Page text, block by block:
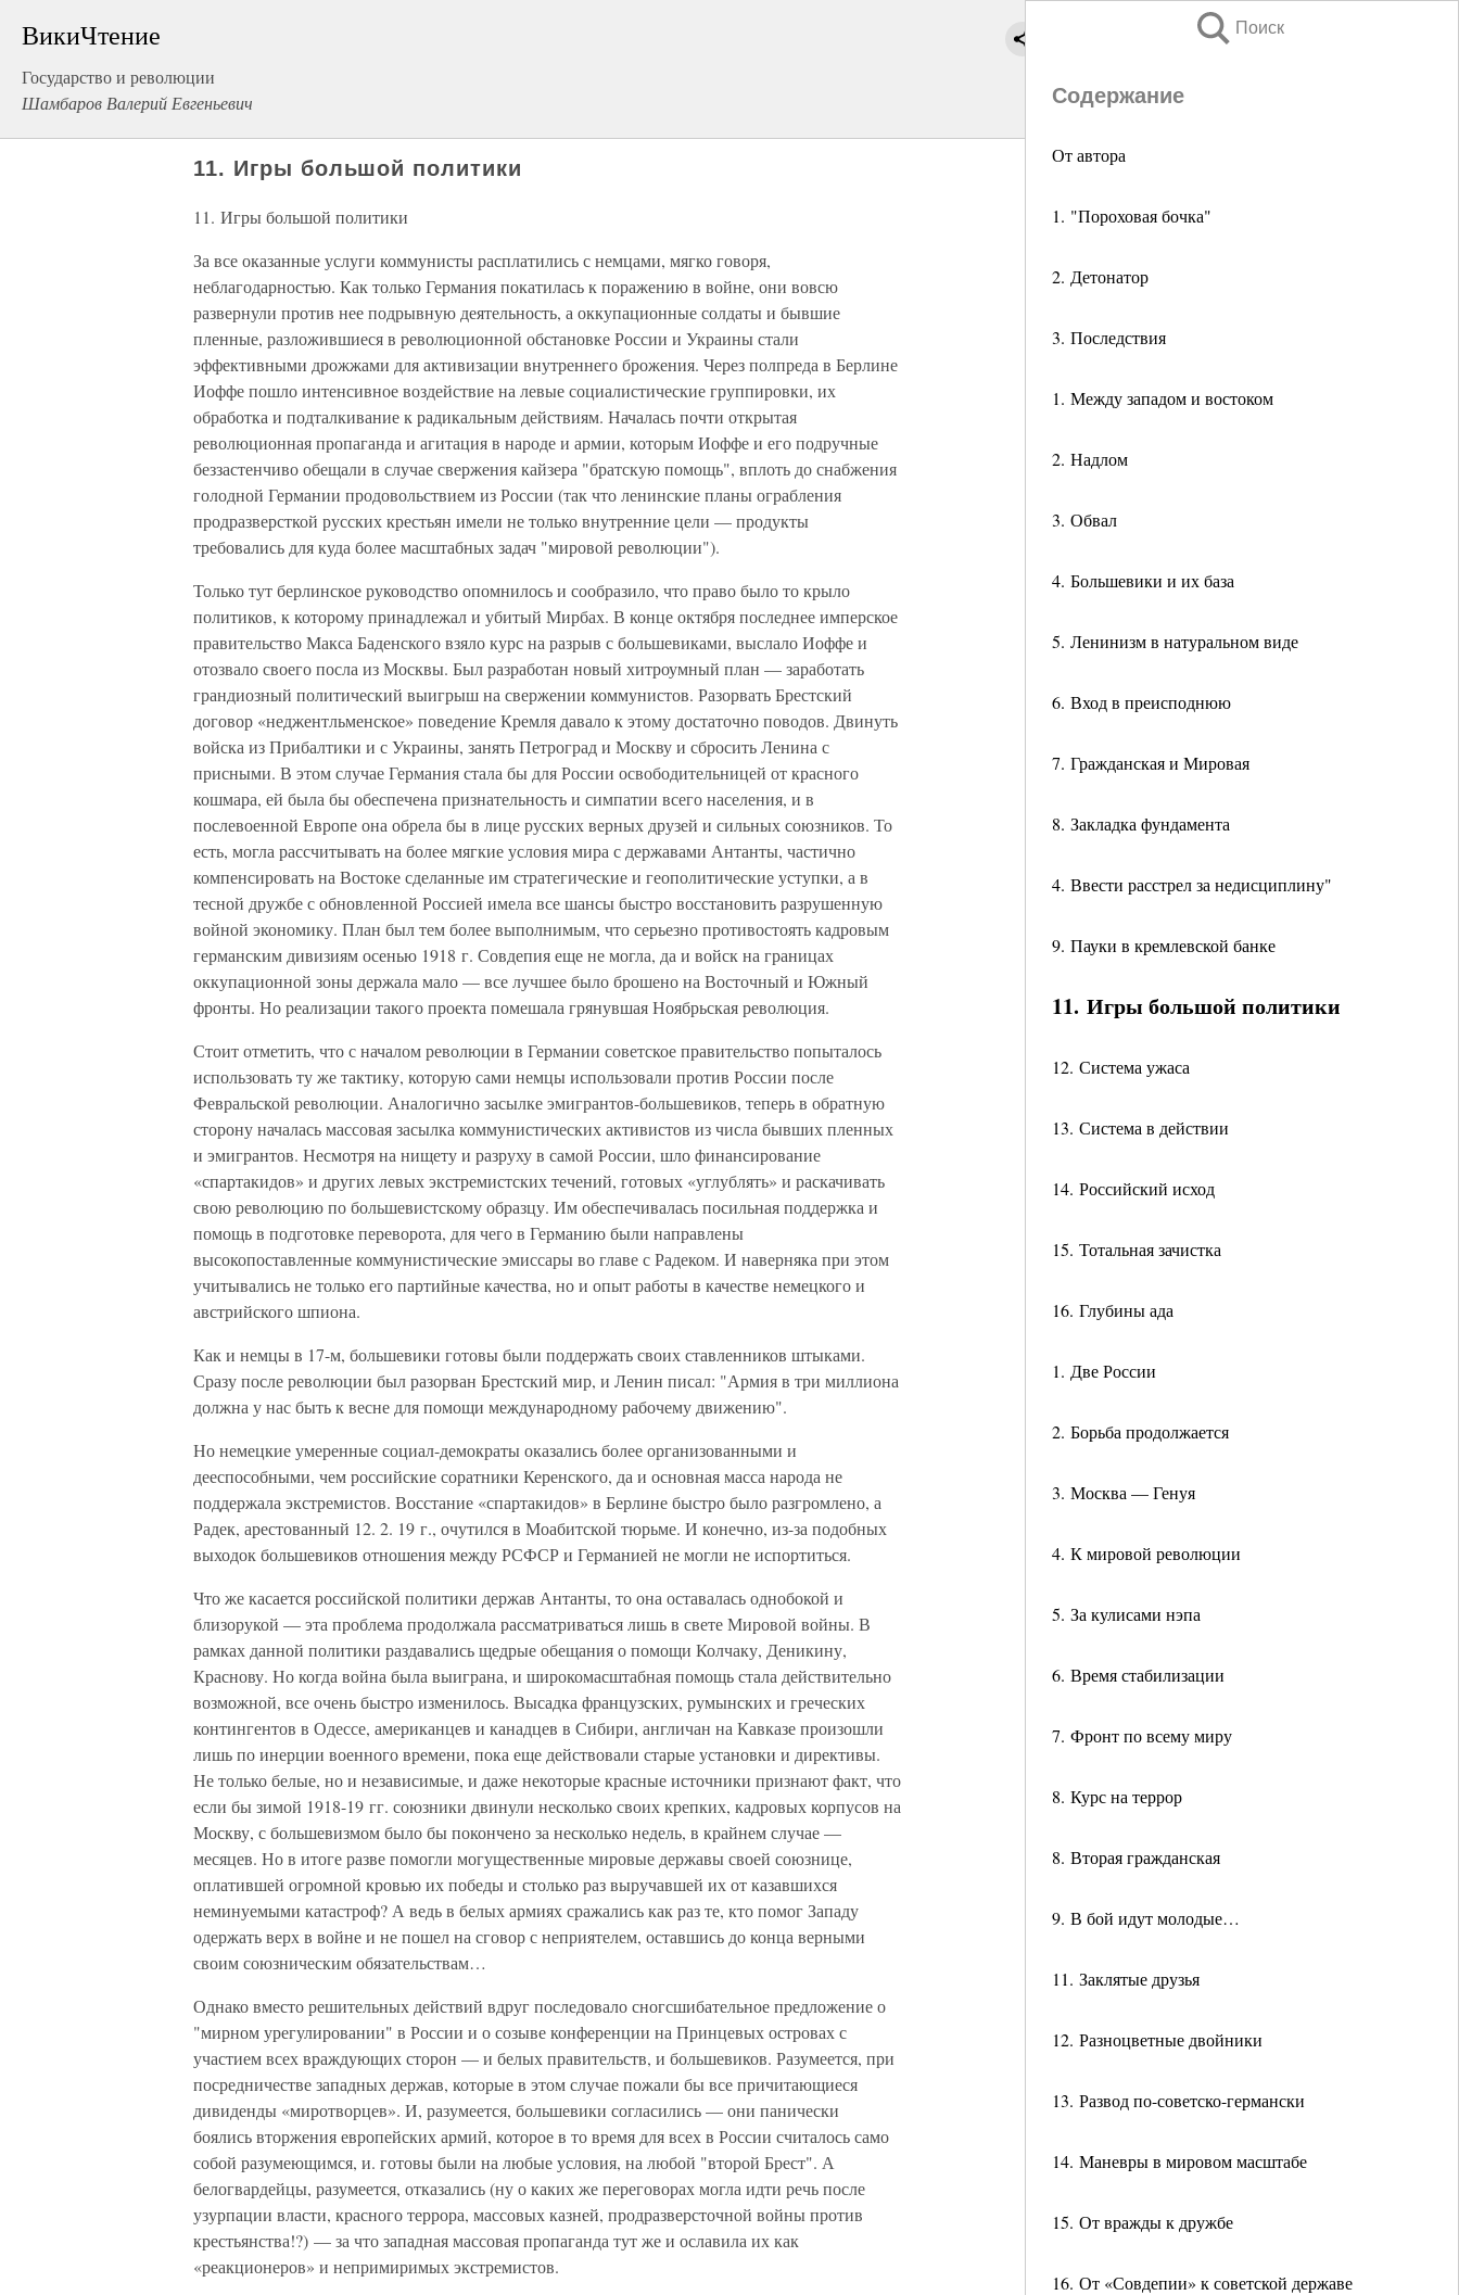
ВикиЧтение
Государство и революции
Шамбаров Валерий Евгеньевич
Поиск
Содержание
От автора
1. "Пороховая бочка"
2. Детонатор
3. Последствия
1. Между западом и востоком
2. Надлом
3. Обвал
4. Большевики и их база
5. Ленинизм в натуральном виде
6. Вход в преисподнюю
7. Гражданская и Мировая
8. Закладка фундамента
4. Ввести расстрел за недисциплину"
9. Пауки в кремлевской банке
11. Игры большой политики
12. Система ужаса
13. Система в действии
14. Российский исход
15. Тотальная зачистка
16. Глубины ада
1. Две России
2. Борьба продолжается
3. Москва — Генуя
4. К мировой революции
5. За кулисами нэпа
6. Время стабилизации
7. Фронт по всему миру
8. Курс на террор
8. Вторая гражданская
9. В бой идут молодые…
11. Заклятые друзья
12. Разноцветные двойники
13. Развод по-советско-германски
14. Маневры в мировом масштабе
15. От вражды к дружбе
16. От «Совдепии» к советской державе
11. Игры большой политики
11. Игры большой политики
За все оказанные услуги коммунисты расплатились с немцами, мягко говоря,
неблагодарностью. Как только Германия покатилась к поражению в войне, они вовсю
развернули против нее подрывную деятельность, а оккупационные солдаты и бывшие
пленные, разложившиеся в революционной обстановке России и Украины стали
эффективными дрожжами для активизации внутреннего брожения. Через полпреда в Берлине
Иоффе пошло интенсивное воздействие на левые социалистические группировки, их
обработка и подталкивание к радикальным действиям. Началась почти открытая
революционная пропаганда и агитация в народе и армии, которым Иоффе и его подручные
беззастенчиво обещали в случае свержения кайзера "братскую помощь", вплоть до снабжения
голодной Германии продовольствием из России (так что ленинские планы ограбления
продразверсткой русских крестьян имели не только внутренние цели — продукты
требовались для куда более масштабных задач "мировой революции").
Только тут берлинское руководство опомнилось и сообразило, что право было то крыло
политиков, к которому принадлежал и убитый Мирбах. В конце октября последнее имперское
правительство Макса Баденского взяло курс на разрыв с большевиками, выслало Иоффе и
отозвало своего посла из Москвы. Был разработан новый хитроумный план — заработать
грандиозный политический выигрыш на свержении коммунистов. Разорвать Брестский
договор «неджентльменское» поведение Кремля давало к этому достаточно поводов. Двинуть
войска из Прибалтики и с Украины, занять Петроград и Москву и сбросить Ленина с
присными. В этом случае Германия стала бы для России освободительницей от красного
кошмара, ей была бы обеспечена признательность и симпатии всего населения, и в
послевоенной Европе она обрела бы в лице русских верных друзей и сильных союзников. То
есть, могла рассчитывать на более мягкие условия мира с державами Антанты, частично
компенсировать на Востоке сделанные им стратегические и геополитические уступки, а в
тесной дружбе с обновленной Россией имела все шансы быстро восстановить разрушенную
войной экономику. План был тем более выполнимым, что серьезно противостоять кадровым
германским дивизиям осенью 1918 г. Совдепия еще не могла, да и войск на границах
оккупационной зоны держала мало — все лучшее было брошено на Восточный и Южный
фронты. Но реализации такого проекта помешала грянувшая Ноябрьская революция.
Стоит отметить, что с началом революции в Германии советское правительство попыталось
использовать ту же тактику, которую сами немцы использовали против России после
Февральской революции. Аналогично засылке эмигрантов-большевиков, теперь в обратную
сторону началась массовая засылка коммунистических активистов из числа бывших пленных
и эмигрантов. Несмотря на нищету и разруху в самой России, шло финансирование
«спартакидов» и других левых экстремистских течений, готовых «углублять» и раскачивать
свою революцию по большевистскому образцу. Им обеспечивалась посильная поддержка и
помощь в подготовке переворота, для чего в Германию были направлены
высокопоставленные коммунистические эмиссары во главе с Радеком. И наверняка при этом
учитывались не только его партийные качества, но и опыт работы в качестве немецкого и
австрийского шпиона.
Как и немцы в 17-м, большевики готовы были поддержать своих ставленников штыками.
Сразу после революции был разорван Брестский мир, и Ленин писал: "Армия в три миллиона
должна у нас быть к весне для помощи международному рабочему движению".
Но немецкие умеренные социал-демократы оказались более организованными и
дееспособными, чем российские соратники Керенского, да и основная масса народа не
поддержала экстремистов. Восстание «спартакидов» в Берлине быстро было разгромлено, а
Радек, арестованный 12. 2. 19 г., очутился в Моабитской тюрьме. И конечно, из-за подобных
выходок большевиков отношения между РСФСР и Германией не могли не испортиться.
Что же касается российской политики держав Антанты, то она оставалась однобокой и
близорукой — эта проблема продолжала рассматриваться лишь в свете Мировой войны. В
рамках данной политики раздавались щедрые обещания о помощи Колчаку, Деникину,
Краснову. Но когда война была выиграна, и широкомасштабная помощь стала действительно
возможной, все очень быстро изменилось. Высадка французских, румынских и греческих
контингентов в Одессе, американцев и канадцев в Сибири, англичан на Кавказе произошли
лишь по инерции военного времени, пока еще действовали старые установки и директивы.
Не только белые, но и независимые, и даже некоторые красные источники признают факт, что
если бы зимой 1918-19 гг. союзники двинули несколько своих крепких, кадровых корпусов на
Москву, с большевизмом было бы покончено за несколько недель, в крайнем случае —
месяцев. Но в итоге разве помогли могущественные мировые державы своей союзнице,
оплатившей огромной кровью их победы и столько раз выручавшей их от казавшихся
неминуемыми катастроф? А ведь в белых армиях сражались как раз те, кто помог Западу
одержать верх в войне и не пошел на сговор с неприятелем, оставшись до конца верными
своим союзническим обязательствам…
Однако вместо решительных действий вдруг последовало сногсшибательное предложение о
"мирном урегулировании" в России и о созыве конференции на Принцевых островах с
участием всех враждующих сторон — и белых правительств, и большевиков. Разумеется, при
посредничестве западных держав, которые в этом случае пожали бы все причитающиеся
дивиденды «миротворцев». И, разумеется, большевики согласились — они панически
боялись вторжения европейских армий, которое в то время для всех в России считалось само
собой разумеющимся, и. готовы были на любые условия, на любой "второй Брест". А
белогвардейцы, разумеется, отказались (ну о каких же переговорах могла идти речь после
узурпации власти, красного террора, массовых казней, продразверсточной войны против
крестьянства!?) — за что западная массовая пропаганда тут же и ославила их как
«реакционеров» и непримиримых экстремистов.